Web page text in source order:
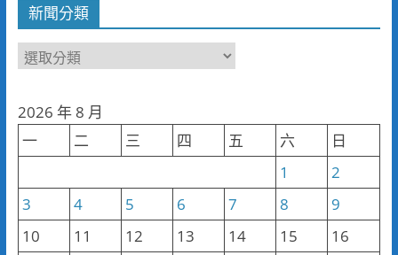
新聞分類
新
類
2026 年 8 月
一
二 三 四 五 六
日
1
2
3
4 5 6 7 8
9
10
11 12 13 14 15 16